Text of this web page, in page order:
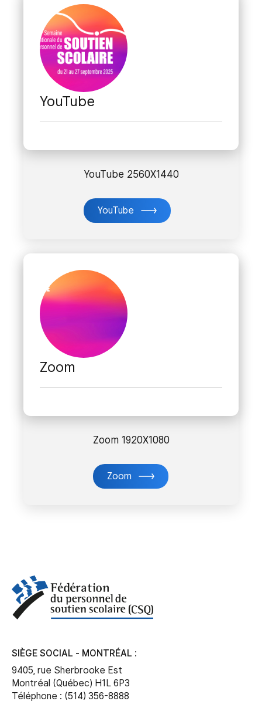
YouTube
YouTube 2560X1440
YouTube
Zoom
Zoom 1920X1080
Zoom
SIÈGE SOCIAL - MONTRÉAL :
9405, rue Sherbrooke Est
Montréal (Québec) H1L 6P3
Téléphone : (514) 356-8888